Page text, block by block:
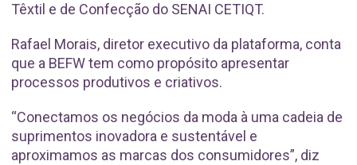
Têxtil e de Confecção do SENAI CETIQT.
Rafael Morais, diretor executivo da plataforma, conta
que a BEFW tem como propósito apresentar
processos produtivos e criativos.
“Conectamos os negócios da moda à uma cadeia de
suprimentos inovadora e sustentável e
aproximamos as marcas dos consumidores”, diz